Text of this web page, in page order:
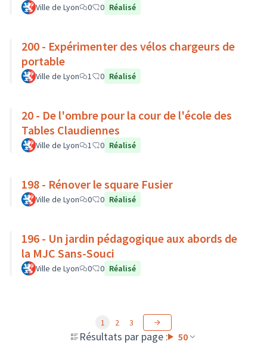
Ville de Lyon 0 0 Réalisé
200 - Expérimenter des vélos chargeurs de
portable
Ville de Lyon 1 0 Réalisé
20 - De l'ombre pour la cour de l'école des
Tables Claudiennes
Ville de Lyon 1 0 Réalisé
198 - Rénover le square Fusier
Ville de Lyon 0 0 Réalisé
196 - Un jardin pédagogique aux abords de
la MJC Sans-Souci
Ville de Lyon 0 0 Réalisé
Résultats par page : 50
1 2 3